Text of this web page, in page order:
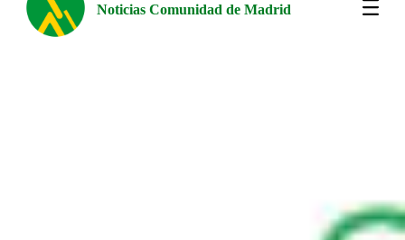
Noticias Comunidad de Madrid